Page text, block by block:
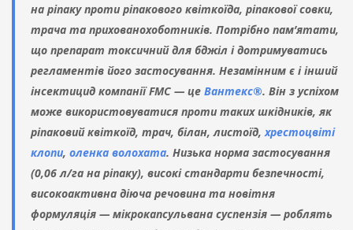
на ріпаку проти ріпакового квіткоїда, ріпакової совки,
трача та прихованохоботників. Потрібно пам’ятати,
що препарат токсичний для бджіл і дотримуватись
регламентів його застосування. Незамінним є і інший
інсектицид компанії FMC — це Вантекс®. Він з успіхом
може використовуватися проти таких шкідників, як
ріпаковий квіткоїд, трач, білан, листоїд, хрестоцвіті
клопи, оленка волохата. Низька норма застосування
(0,06 л/га на ріпаку), високі стандарти безпечності,
високоактивна діюча речовина та новітня
формуляція — мікрокапсульвана суспензія — роблять